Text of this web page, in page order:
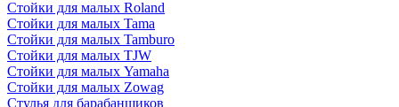
Стойки для малых Roland
Стойки для малых Tama
Стойки для малых Tamburo
Стойки для малых TJW
Стойки для малых Yamaha
Стойки для малых Zowag
Стулья для барабанщиков